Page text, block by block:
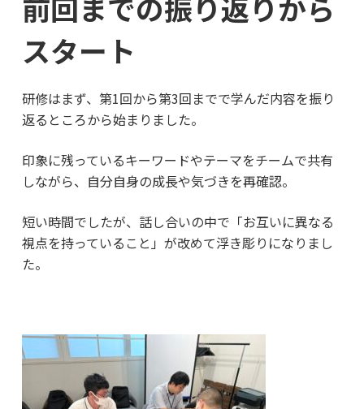
スタート
研修はまず、第1回から第3回までで学んだ内容を振り
返るところから始まりました。
印象に残っているキーワードやテーマをチームで共有
しながら、自分自身の成長や気づきを再確認。
短い時間でしたが、話し合いの中で「お互いに異なる
視点を持っていること」が改めて浮き彫りになりまし
た。